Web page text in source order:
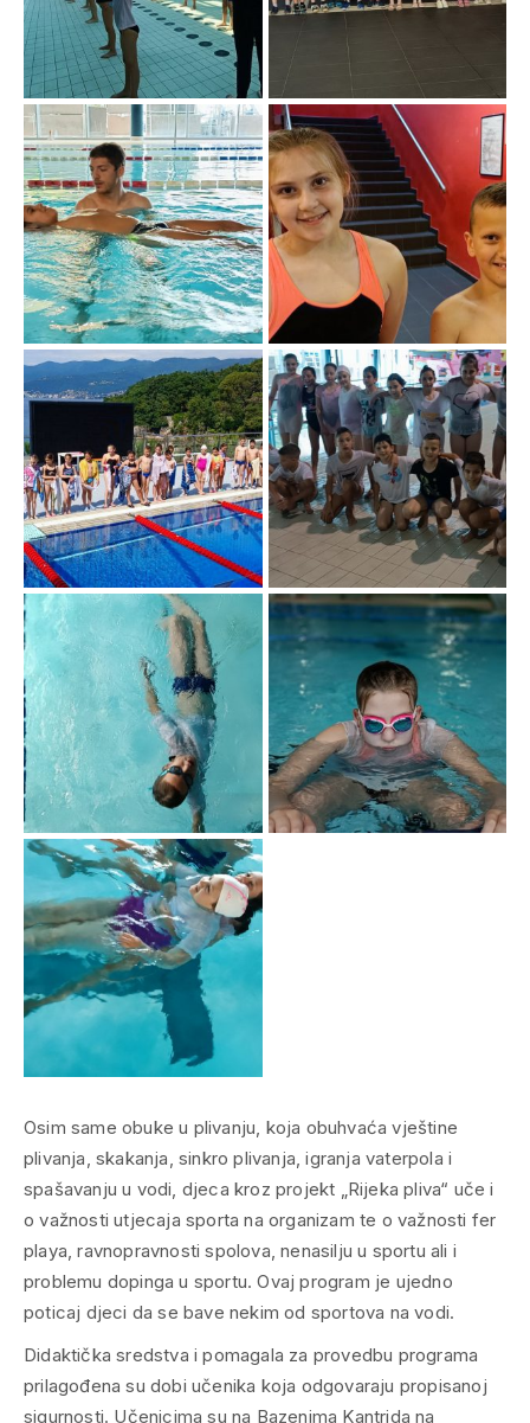
Osim same obuke u plivanju, koja obuhvaća vještine
plivanja, skakanja, sinkro plivanja, igranja vaterpola i
spašavanju u vodi, djeca kroz projekt „Rijeka pliva“ uče i
o važnosti utjecaja sporta na organizam te o važnosti fer
playa, ravnopravnosti spolova, nenasilju u sportu ali i
problemu dopinga u sportu. Ovaj program je ujedno
poticaj djeci da se bave nekim od sportova na vodi.
Didaktička sredstva i pomagala za provedbu programa
prilagođena su dobi učenika koja odgovaraju propisanoj
sigurnosti. Učenicima su na Bazenima Kantrida na